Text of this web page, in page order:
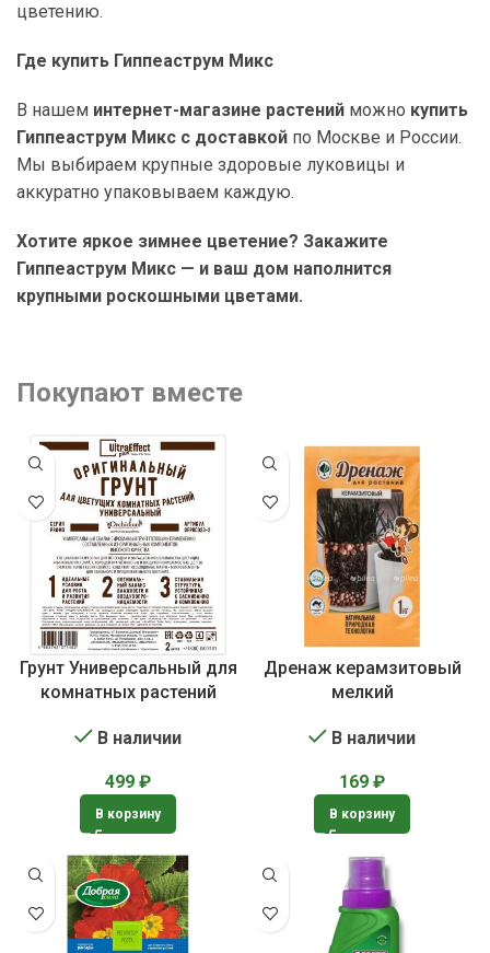
цветению.
Где купить Гиппеаструм Микс
В нашем интернет-магазине растений можно купить
Гиппеаструм Микс с доставкой по Москве и России.
Мы выбираем крупные здоровые луковицы и
аккуратно упаковываем каждую.
Хотите яркое зимнее цветение? Закажите
Гиппеаструм Микс — и ваш дом наполнится
крупными роскошными цветами.
Покупают вместе
Грунт Универсальный для
комнатных растений
В наличии
499 ₽
В корзину
Дренаж керамзитовый
мелкий
В наличии
169 ₽
В корзину